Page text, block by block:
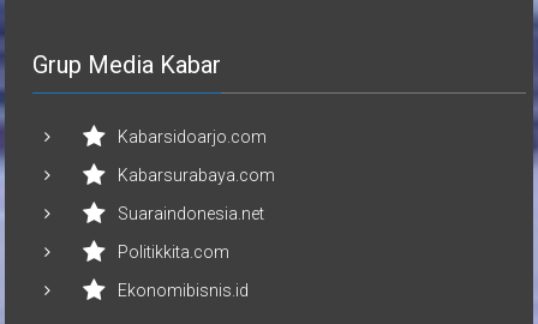
Grup Media Kabar
Kabarsidoarjo.com
Kabarsurabaya.com
Suaraindonesia.net
Politikkita.com
Ekonomibisnis.id